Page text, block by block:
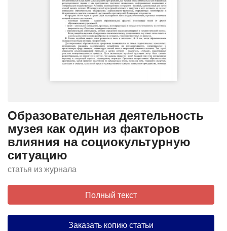
Образовательная деятельность
музея как один из факторов
влияния на социокультурную
ситуацию
статья из журнала
Полный текст
Заказать копию статьи